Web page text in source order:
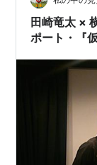
田崎竜太 ×
ポート・『